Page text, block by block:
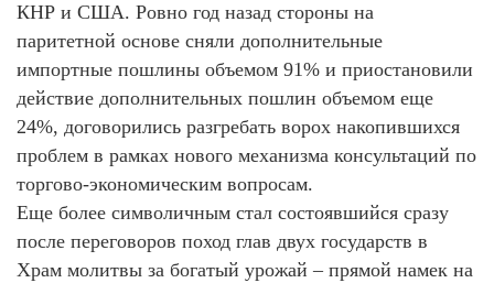
КНР и США. Ровно год назад стороны на
паритетной основе сняли дополнительные
импортные пошлины объемом 91% и приостановили
действие дополнительных пошлин объемом еще
24%, договорились разгребать ворох накопившихся
проблем в рамках нового механизма консультаций по
торгово-экономическим вопросам.
Еще более символичным стал состоявшийся сразу
после переговоров поход глав двух государств в
Храм молитвы за богатый урожай – прямой намек на